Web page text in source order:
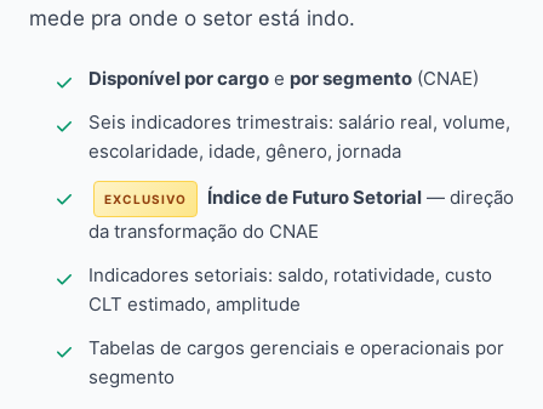
mede pra onde o setor está indo.
Disponível por cargo e por segmento (CNAE)
Seis indicadores trimestrais: salário real, volume,
escolaridade, idade, gênero, jornada
EXCLUSIVO Índice de Futuro Setorial — direção
da transformação do CNAE
Indicadores setoriais: saldo, rotatividade, custo
CLT estimado, amplitude
Tabelas de cargos gerenciais e operacionais por
segmento